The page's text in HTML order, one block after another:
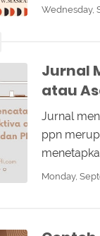
Wednesday,
Jurnal
atau
Jurnal
ppn
Monday,